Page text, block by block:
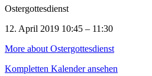
Ostergottesdienst
12. April 2019 10:45 – 11:30
More about Ostergottesdienst
Kompletten Kalender ansehen